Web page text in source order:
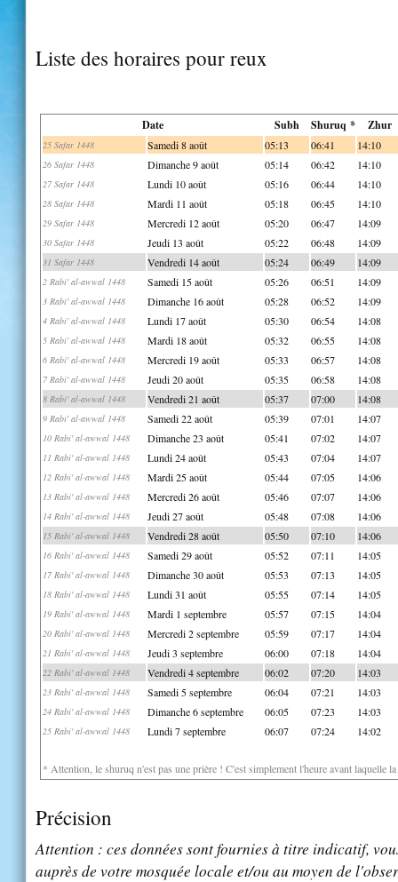
Liste des horaires pour reux
Date Subh Shuruq * Zhur
25 Safar 1448 Samedi 8 août 05:13 06:41 14:10
26 Safar 1448 Dimanche 9 août 05:14 06:42 14:10
27 Safar 1448 Lundi 10 août 05:16 06:44 14:10
28 Safar 1448 Mardi 11 août 05:18 06:45 14:10
29 Safar 1448 Mercredi 12 août 05:20 06:47 14:09
30 Safar 1448 Jeudi 13 août 05:22 06:48 14:09
31 Safar 1448 Vendredi 14 août 05:24 06:49 14:09
2 Rabi' al-awwal 1448 Samedi 15 août 05:26 06:51 14:09
3 Rabi' al-awwal 1448 Dimanche 16 août 05:28 06:52 14:09
4 Rabi' al-awwal 1448 Lundi 17 août 05:30 06:54 14:08
5 Rabi' al-awwal 1448 Mardi 18 août 05:32 06:55 14:08
6 Rabi' al-awwal 1448 Mercredi 19 août 05:33 06:57 14:08
7 Rabi' al-awwal 1448 Jeudi 20 août 05:35 06:58 14:08
8 Rabi' al-awwal 1448 Vendredi 21 août 05:37 07:00 14:08
9 Rabi' al-awwal 1448 Samedi 22 août 05:39 07:01 14:07
10 Rabi' al-awwal 1448 Dimanche 23 août 05:41 07:02 14:07
11 Rabi' al-awwal 1448 Lundi 24 août 05:43 07:04 14:07
12 Rabi' al-awwal 1448 Mardi 25 août 05:44 07:05 14:06
13 Rabi' al-awwal 1448 Mercredi 26 août 05:46 07:07 14:06
14 Rabi' al-awwal 1448 Jeudi 27 août 05:48 07:08 14:06
15 Rabi' al-awwal 1448 Vendredi 28 août 05:50 07:10 14:06
16 Rabi' al-awwal 1448 Samedi 29 août 05:52 07:11 14:05
17 Rabi' al-awwal 1448 Dimanche 30 août 05:53 07:13 14:05
18 Rabi' al-awwal 1448 Lundi 31 août 05:55 07:14 14:05
19 Rabi' al-awwal 1448 Mardi 1 septembre 05:57 07:15 14:04
20 Rabi' al-awwal 1448 Mercredi 2 septembre 05:59 07:17 14:04
21 Rabi' al-awwal 1448 Jeudi 3 septembre 06:00 07:18 14:04
22 Rabi' al-awwal 1448 Vendredi 4 septembre 06:02 07:20 14:03
23 Rabi' al-awwal 1448 Samedi 5 septembre 06:04 07:21 14:03
24 Rabi' al-awwal 1448 Dimanche 6 septembre 06:05 07:23 14:03
25 Rabi' al-awwal 1448 Lundi 7 septembre 06:07 07:24 14:02
* Attention, le shuruq n'est pas une prière ! C'est simplement l'heure avant laquelle
Précision
Attention : ces données sont fournies à titre indicatif,
auprès de votre mosquée locale et/ou au moyen de